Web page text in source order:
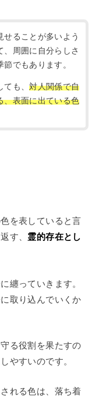
ることが多いよう
周囲に自分らしさ
でもあります。
ても、対人関係で自
、表面に出ている色
を表していると言
す、 霊的存在とし
纏っていきます。
取り込んでいくか
る役割を果たすの
やすいのです。
れる色は、落ち着